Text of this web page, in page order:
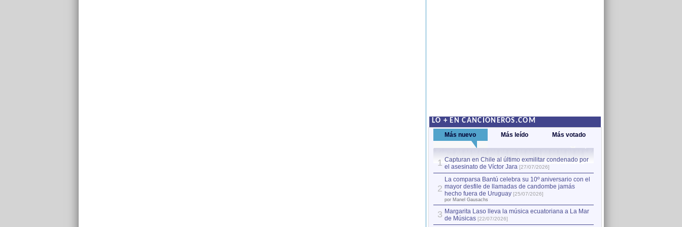
LO + EN CANCIONEROS.COM
Más nuevo Más leído Más votado
1 Capturan en Chile al último exmilitar condenado por
el asesinato de Víctor Jara [27/07/2026]
2
La comparsa Bantú celebra su 10º aniversario con el
mayor desfile de llamadas de candombe jamás
hecho fuera de Uruguay [25/07/2026]
por Manel Gausachs
3 Margarita Laso lleva la música ecuatoriana a La Mar
de Músicas [22/07/2026]